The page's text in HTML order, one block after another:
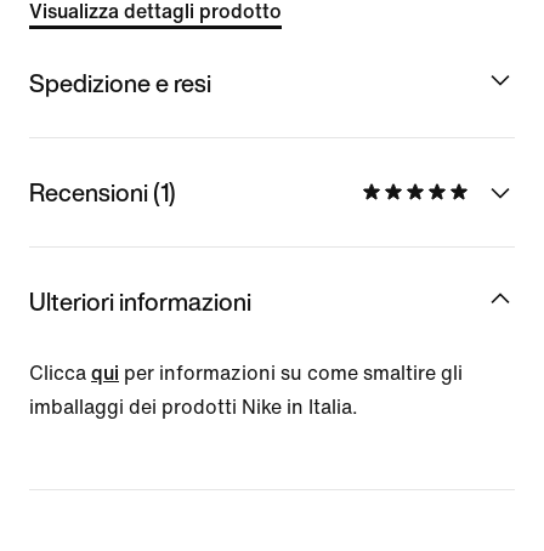
Visualizza dettagli prodotto
Spedizione e resi
Recensioni (1)
Ulteriori informazioni
Clicca qui per informazioni su come smaltire gli
imballaggi dei prodotti Nike in Italia.